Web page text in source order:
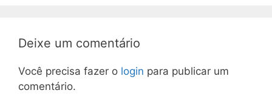
Deixe um comentário
Você precisa fazer o login para publicar um
comentário.